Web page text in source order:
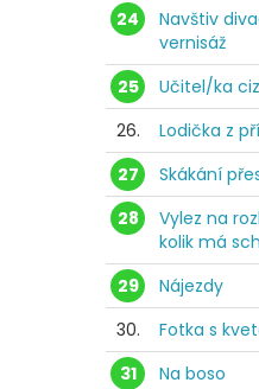
24
Navštiv
vernisáž
25
Učitel/ka
26.
Lodička z
27
Skákání
28
Vylez na
kolik má
29
Nájezdy
30.
Fotka s
31
Na boso